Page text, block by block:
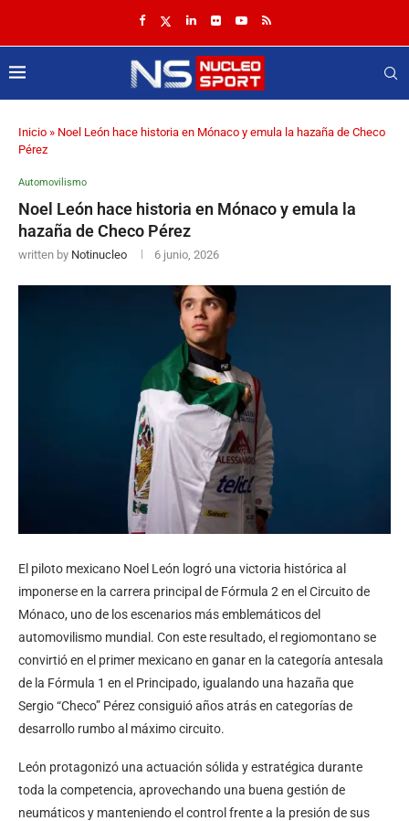
Inicio » Noel León hace historia en Mónaco y emula la hazaña de Checo
Pérez
Automovilismo
Noel León hace historia en Mónaco y emula la
hazaña de Checo Pérez
written by Notinucleo 6 junio, 2026
El piloto mexicano Noel León logró una victoria histórica al
imponerse en la carrera principal de Fórmula 2 en el Circuito de
Mónaco, uno de los escenarios más emblemáticos del
automovilismo mundial. Con este resultado, el regiomontano se
convirtió en el primer mexicano en ganar en la categoría antesala
de la Fórmula 1 en el Principado, igualando una hazaña que
Sergio “Checo” Pérez consiguió años atrás en categorías de
desarrollo rumbo al máximo circuito.
León protagonizó una actuación sólida y estratégica durante
toda la competencia, aprovechando una buena gestión de
neumáticos y manteniendo el control frente a la presión de sus